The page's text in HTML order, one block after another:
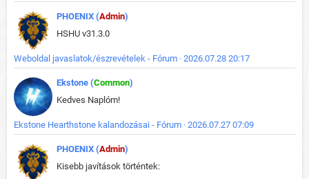
PHOENIX (Admin)
HSHU v31.3.0
Weboldal javaslatok/észrevételek - Fórum · 2026.07.28 20:17
Ekstone (Common)
Kedves Naplóm!
Ekstone Hearthstone kalandozásai - Fórum · 2026.07.27 07:09
PHOENIX (Admin)
Kisebb javítások történtek: